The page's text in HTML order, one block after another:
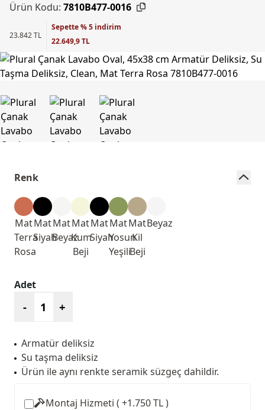
Ürün Kodu: 7810B477-0016
23.842 TL
Sepette % 5 indirim
22.649,9 TL
Renk
Mat
Terra
Rosa
Mat
Siyah
Mat
Beyaz
Mat
Kum
Beji
Mat
Siyah
Mat
Yosun
Yeşili
Mat
Kil
Beji
Beyaz
Adet
- +
Armatür deliksiz
Su taşma deliksiz
Ürün ile aynı renkte seramik süzgeç dahildir.
Montaj Hizmeti ( +1.750 TL )